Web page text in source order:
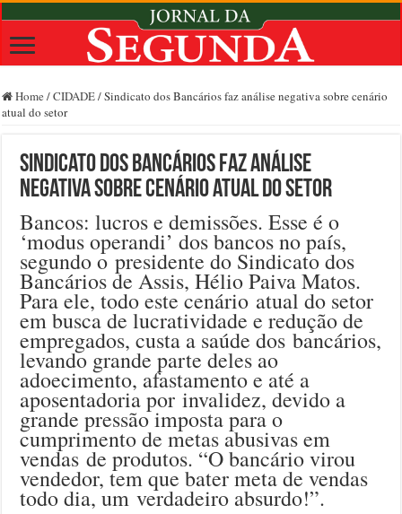
Home /CIDADE/Sindicato dos Bancários faz análise negativa sobre cenário
atual do setor
Sindicato dos Bancários faz análise
negativa sobre cenário atual do setor
Bancos: lucros e demissões. Esse é o
‘modus operandi’ dos bancos no país,
segundo o presidente do Sindicato dos
Bancários de Assis, Hélio Paiva Matos.
Para ele, todo este cenário atual do setor
em busca de lucratividade e redução de
empregados, custa a saúde dos bancários,
levando grande parte deles ao
adoecimento, afastamento e até a
aposentadoria por invalidez, devido a
grande pressão imposta para o
cumprimento de metas abusivas em
vendas de produtos. “O bancário virou
vendedor, tem que bater meta de vendas
todo dia, um verdadeiro absurdo!”.